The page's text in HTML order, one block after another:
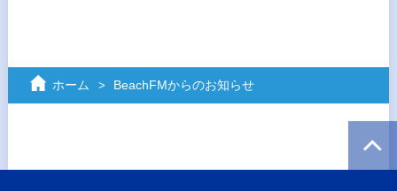
ホーム BeachFMからのお知らせ